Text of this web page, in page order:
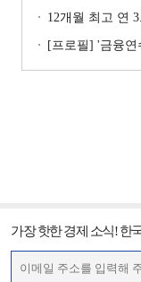
12개월 최고 연
[프로필] '금융연수원 첫
가장 핫한 경제 소식! 한